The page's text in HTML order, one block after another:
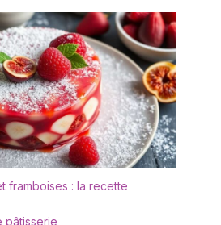
rangement pour biscuits,
collations et confiseries :
cette boîte de
rangement pour
pâtisseries convient non
seulement pour les
biscuits, mais aussi pour
les bonbons, les
crackers, les noix et
autres produits secs.
Solution élégante pour un
cuisine propre.
framboises : la recette
pâtisserie